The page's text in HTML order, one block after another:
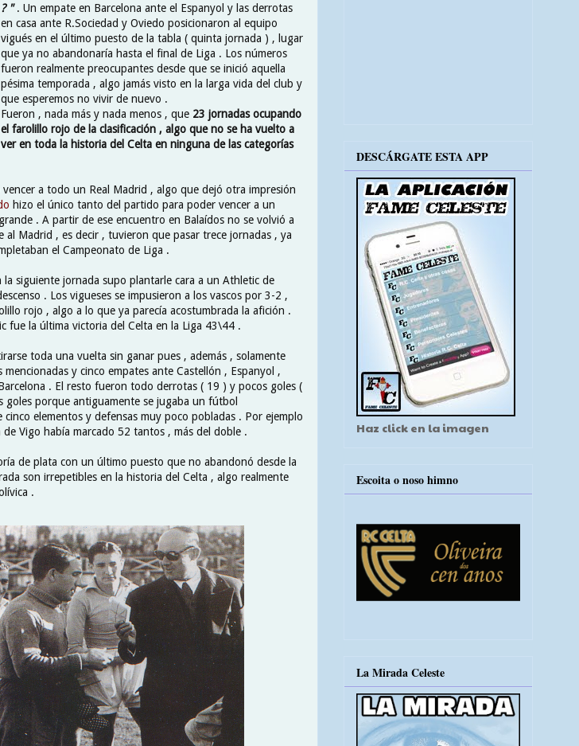
? ". Un empate en Barcelona ante el Espanyol y las derrotas
en casa ante R.Sociedad y Oviedo posicionaron al equipo
vigués en el último puesto de la tabla ( quinta jornada ) , lugar
que ya no abandonaría hasta el final de Liga . Los números
fueron realmente preocupantes desde que se inició aquella
pésima temporada , algo jamás visto en la larga vida del club y
que esperemos no vivir de nuevo .
Fueron , nada más y nada menos , que 23 jornadas ocupando
el farolillo rojo de la clasificación , algo que no se ha vuelto a
ver en toda la historia del Celta en ninguna de las categorías
a todo un Real Madrid , algo que dejó otra impresión
hizo el único tanto del partido para poder vencer a un
. A partir de ese encuentro en Balaídos no se volvió a
Madrid , es decir , tuvieron que pasar trece jornadas , ya
el Campeonato de Liga .
siguiente jornada supo plantarle cara a un Athletic de
. Los vigueses se impusieron a los vascos por 3-2 ,
rojo , algo a lo que ya parecía acostumbrada la afición .
fue la última victoria del Celta en la Liga 43\44 .
toda una vuelta sin ganar pues , además , solamente
y cinco empates ante Castellón , Espanyol ,
. El resto fueron todo derrotas ( 19 ) y pocos goles (
goles porque antiguamente se jugaba un fútbol
elementos y defensas muy poco pobladas . Por ejemplo
Vigo había marcado 52 tantos , más del doble .
de plata con un último puesto que no abandonó desde la
son irrepetibles en la historia del Celta , algo realmente
.
DESCÁRGATE ESTA APP
Haz click en la imagen
Escoita o noso himno
La Mirada Celeste